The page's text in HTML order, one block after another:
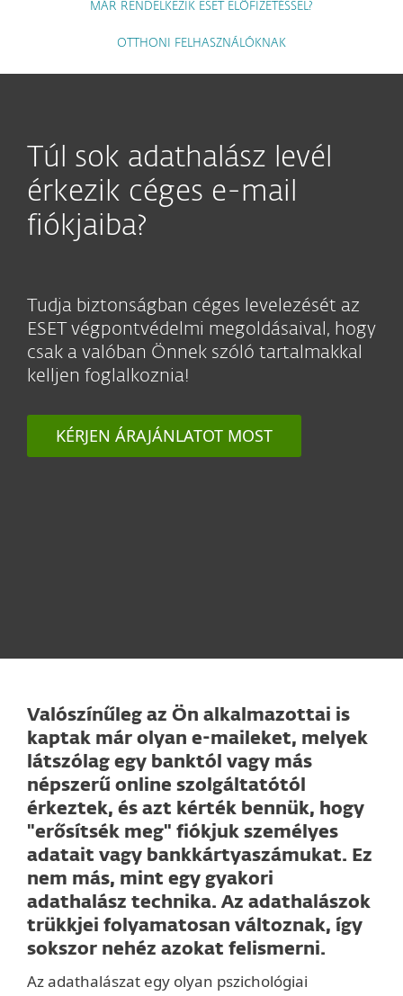
MÁR RENDELKEZIK ESET ELŐFIZETÉSSEL?
OTTHONI FELHASZNÁLÓKNAK
Túl sok adathalász levél
érkezik céges e-mail
fiókjaiba?
Tudja biztonságban céges levelezését az
ESET végpontvédelmi megoldásaival, hogy
csak a valóban Önnek szóló tartalmakkal
kelljen foglalkoznia!
KÉRJEN ÁRAJÁNLATOT MOST
Valószínűleg az Ön alkalmazottai is
kaptak már olyan e-maileket, melyek
látszólag egy banktól vagy más
népszerű online szolgáltatótól
érkeztek, és azt kérték bennük, hogy
"erősítsék meg" fiókjuk személyes
adatait vagy bankkártyaszámukat. Ez
nem más, mint egy gyakori
adathalász technika. Az adathalászok
trükkjei folyamatosan változnak, így
sokszor nehéz azokat felismerni.
Az adathalászat egy olyan pszichológiai